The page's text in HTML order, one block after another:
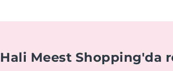
Hali Meest Shopping'da